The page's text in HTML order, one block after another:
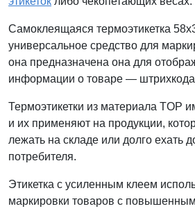
Самоклеящаяся термоэтикетка
универсальное средство для
она предназначена она для
информации о товаре — штрихкода
Термоэтикетки из материала TOP
и их применяют на продукции,
лежать на складе или долго ехать
потребителя.
Этикетка с усиленным клеем
маркировки товаров с